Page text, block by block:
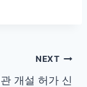
NEXT
개설 허가 신